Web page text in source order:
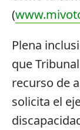
(
Plena
que
recurso de
solicita el